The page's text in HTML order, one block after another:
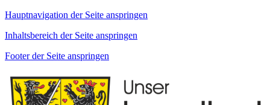
Hauptnavigation der Seite anspringen
Inhaltsbereich der Seite anspringen
Footer der Seite anspringen